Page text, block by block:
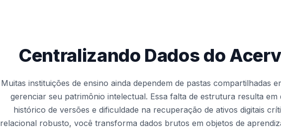
Centralizando Dados do
Muitas instituições de ensino ainda dependem de pastas compartilhadas
gerenciar seu patrimônio intelectual. Essa falta de estrutura resulta em
histórico de versões e dificuldade na recuperação de ativos digitais
relacional robusto, você transforma dados brutos em objetos de